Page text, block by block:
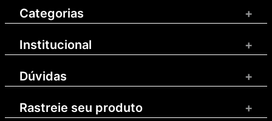
Categorias +
Institucional +
Dúvidas +
Rastreie seu produto +